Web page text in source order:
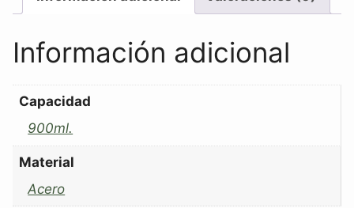
Información adicional
Capacidad
900ml.
Material
Acero